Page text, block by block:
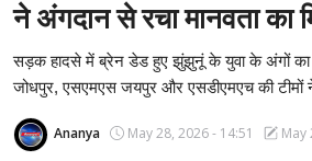
About Us
देश
बिज़नेस
ने अंगदान से रचा मानवता का
सड़क हादसे में ब्रेन डेड हुए झुंझुनूं के युवा के अंगों का
जोधपुर, एसएमएस जयपुर और एसडीएमएच की टीमों
Ananya May 28, 2026 - 14:51 May